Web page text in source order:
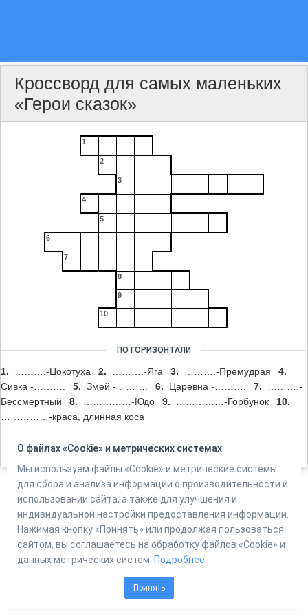
Кроссворд для самых маленьких
«Герои сказок»
1
2
3
4
5
6
7
8
9
10
ПО ГОРИЗОНТАЛИ
1. ……….-Цокотуха 2. ……….-Яга 3. ……….-Премудрая
4.
Сивка -……….
5. Змей -………. 6. Царевна -………. 7.
……….-
Бессмертный
8. ……………-Юдо 9. ……………-Горбунок
10.
……………-краса, длинная коса
Powered by
Online Test Pad
О файлах «Cookie» и метрических системах
Мы используем файлы «Cookie» и метрические системы
для сбора и анализа информации о производительности и
использовании сайта, а также для улучшения и
индивидуальной настройки предоставления информации.
Нажимая кнопку «Принять» или продолжая пользоваться
сайтом, вы соглашаетесь на обработку файлов «Cookie» и
данных метрических систем. Подробнее
Принять